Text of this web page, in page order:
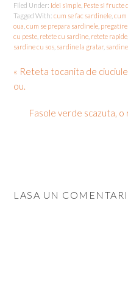
Filed Under: Idei simple Peste si fructe
Tagged With:cum se fac sardinele ,cum
oua ,cum se prepara sardinele
cu peste retete cu sardine retete rapide
sardine cu sos sardine la gratar,
« Reteta tocanita de
ou.
Fasole verde scazuta, o
LASA UN